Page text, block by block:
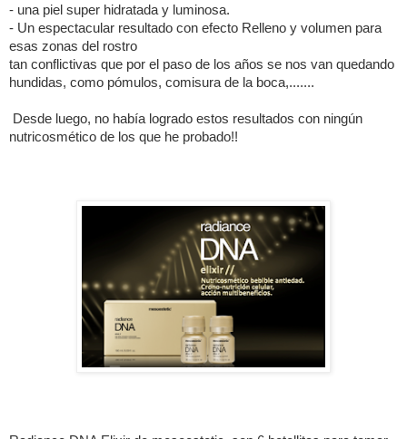
- una piel super hidratada y luminosa.
- Un espectacular resultado con efecto Relleno y volumen para
esas zonas del rostro
tan conflictivas que por el paso de los años se nos van quedando
hundidas, como pómulos, comisura de la boca,.......
Desde luego, no había logrado estos resultados con ningún
nutricosmético de los que he probado!!